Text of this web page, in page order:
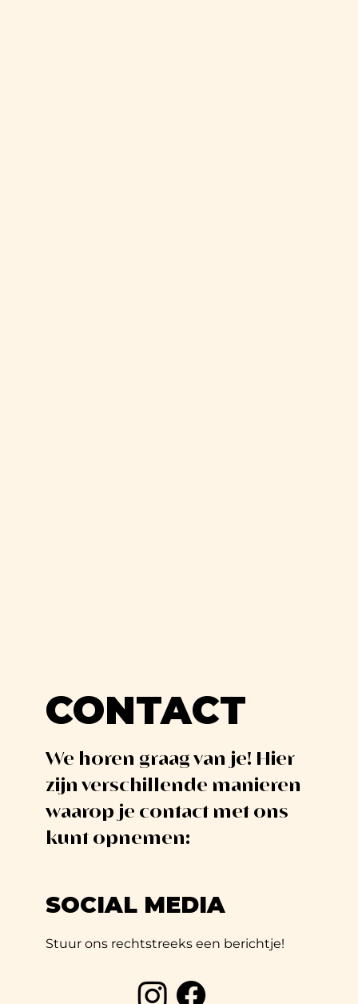
CONTACT
We horen graag van je! Hier
zijn verschillende manieren
waarop je contact met ons
kunt opnemen:
SOCIAL MEDIA
Stuur ons rechtstreeks een berichtje!